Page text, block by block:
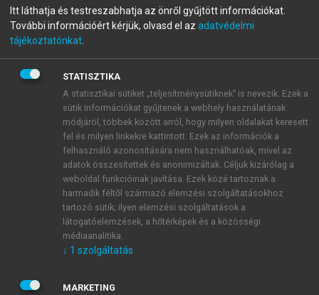
fiókoddal,vagy hozz létre új fiókot.
A regisztráció után apróbaidőszakautomatikusan
BELÉPÉS SAJÁT FIÓKKAL
ÚJ FIÓK LÉTREHOZÁSA
1 óra díjmentes hozzáférés
E-MAIL-CÍM
JELSZÓ
Itt láthatja és testreszabhatja az önről gyűjtött információkat.
További információért kérjük, olvasd el az adatvédelmi
tájékoztatónkat
STATISZTIKA
A statisztikai sütiket „teljesítménysütiknek” is nevezik. Ezek a
sütik információkat gyűjtenek a webhely használatának
módjáról, többek között arról, hogy milyen oldalakat keresett
fel és milyen linkekre kattintott. Ezek az információk a
felhasználó azonosítására nem használhatóak, mivel az
adatok összesítettek és anonimizáltak. Céljuk kizárólag a
weboldal funkcióinak javítása. Ezek közé tartoznak a
harmadik féltől származó elemzési szolgáltatásokhoz
tartozó sütik; ilyen elemzési szolgáltatások a
látogatóelemzések, a hőtérképek és a közösségi
médiaanalitika.
↓ 1 szolgáltatás
MARKETING